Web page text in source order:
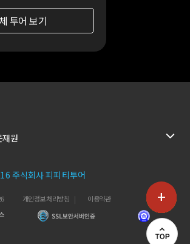
투어 보기
재원
주식회사 피피티투어
개인정보 처리방침 이용약관 +